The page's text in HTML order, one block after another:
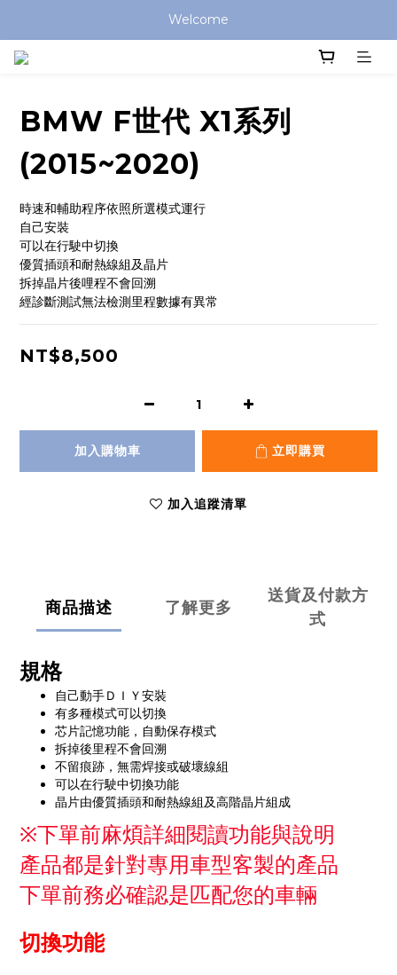
Welcome
BMW F世代 X1系列
(2015~2020)
時速和輔助程序依照所選模式運行
自己安裝
可以在行駛中切換
優質插頭和耐熱線組及晶片
拆掉晶片後哩程不會回溯
經診斷測試無法檢測里程數據有異常
NT$8,500
加入購物車 立即購買
加入追蹤清單
商品描述 了解更多
送貨及付款方
式
規格
自己動手ＤＩＹ安裝
有多種模式可以切換
芯片記憶功能，自動保存模式
拆掉後里程不會回溯
不留痕跡，無需焊接或破壞線組
可以在行駛中切換功能
晶片由優質插頭和耐熱線組及高階晶片組成
※下單前麻煩詳細閱讀功能與說明
產品都是針對專用車型客製的產品
下單前務必確認是匹配您的車輛
切換功能